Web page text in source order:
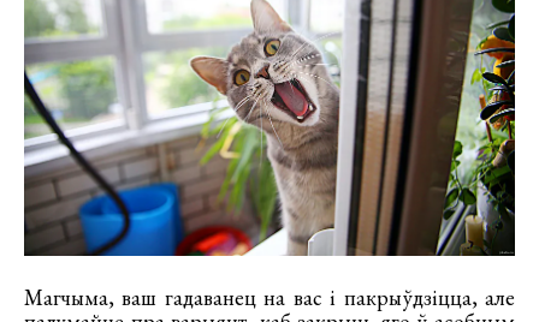
Магчыма, ваш гадаванец на вас і пакрыўдзіцца, але